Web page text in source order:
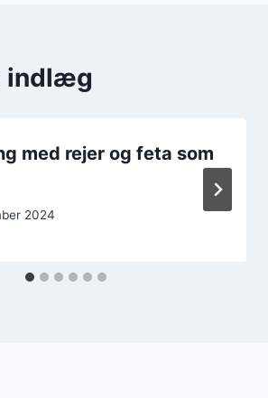
indlæg
med rejer og feta som
2024